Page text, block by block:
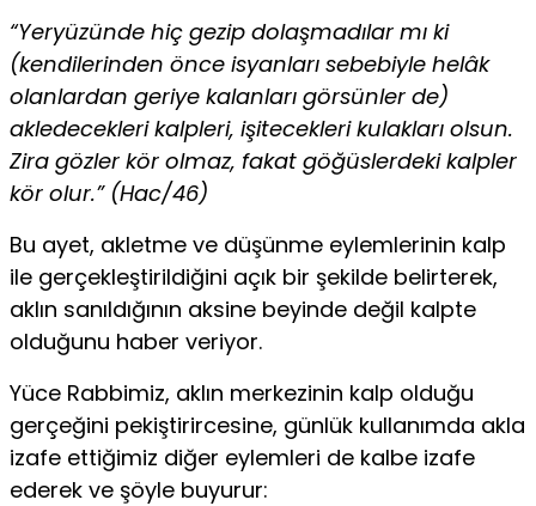
“Yeryüzünde hiç gezip dolaşmadılar mı ki
(kendilerinden önce isyanları sebebiyle helâk
olanlardan geriye kalanları görsünler de)
akledecekleri kalpleri, işitecekleri kulakları olsun.
Zira gözler kör olmaz, fakat göğüslerdeki kalpler
kör olur.” (Hac/46)
Bu ayet, akletme ve düşünme eylemlerinin kalp
ile gerçekleştirildiğini açık bir şekilde belirterek,
aklın sanıldığının aksine beyinde değil kalpte
olduğunu haber veriyor.
Yüce Rabbimiz, aklın merkezinin kalp olduğu
gerçeğini pekiştirircesine, günlük kullanımda akla
izafe ettiğimiz diğer eylemleri de kalbe izafe
ederek ve şöyle buyurur: